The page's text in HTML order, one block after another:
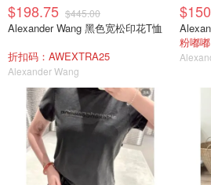
$198.75 $445.00
Alexander Wang 黑色宽松印花T恤
折扣码：AWEXTRA25
Alexander Wang
粉嘟嘟